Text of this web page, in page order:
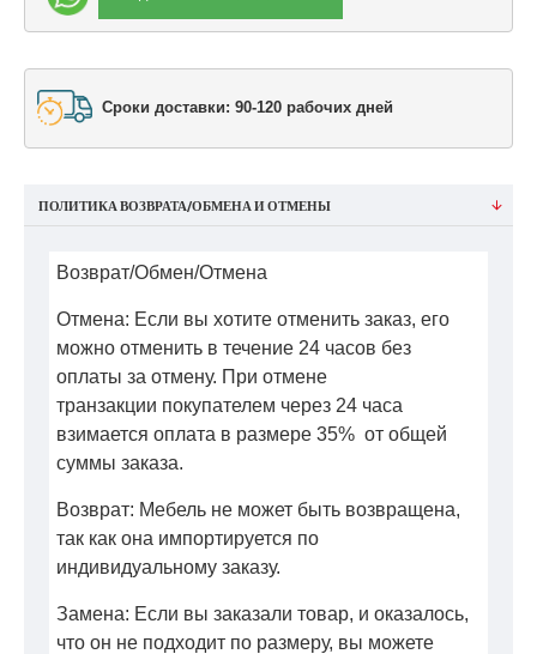
Сроки доставки: 90-120 рабочих дней
ПОЛИТИКА ВОЗВРАТА/ОБМЕНА И ОТМЕНЫ
Возврат/Обмен/Отмена
Отмена: Если вы хотите отменить заказ, его
можно отменить в течение 24 часов без
оплаты за отмену. При отмене
транзакции покупателем через 24 часа
взимается оплата в размере 35% от общей
суммы заказа.
Возврат: Мебель не может быть возвращена,
так как она импортируется по
индивидуальному заказу.
Замена: Если вы заказали товар, и оказалось,
что он не подходит по размеру, вы можете